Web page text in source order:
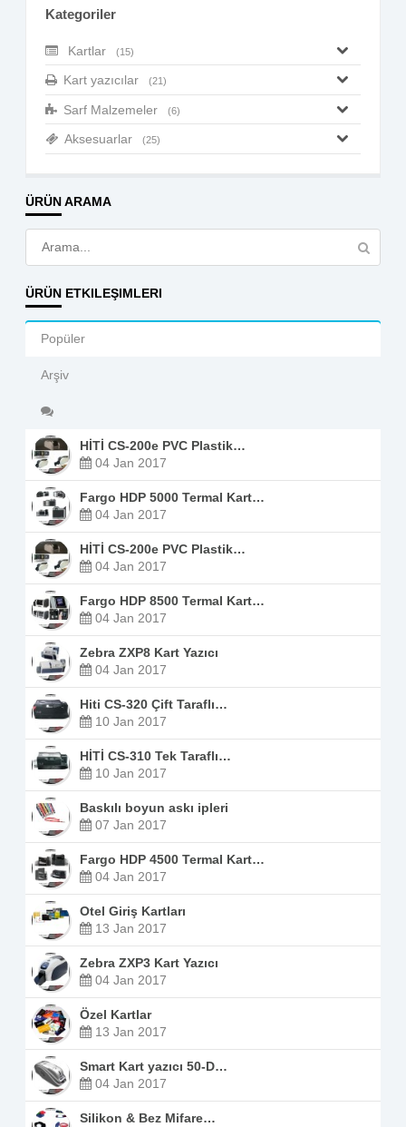
Kategoriler
Kartlar (15)
Kart yazıcılar (21)
Sarf Malzemeler (6)
Aksesuarlar (25)
ÜRÜN ARAMA
ÜRÜN ETKILEŞIMLERI
Popüler
Arşiv
HİTİ CS-200e PVC Plastik…
04 Jan 2017
Fargo HDP 5000 Termal Kart…
04 Jan 2017
HİTİ CS-200e PVC Plastik…
04 Jan 2017
Fargo HDP 8500 Termal Kart…
04 Jan 2017
Zebra ZXP8 Kart Yazıcı
04 Jan 2017
Hiti CS-320 Çift Taraflı…
10 Jan 2017
HİTİ CS-310 Tek Taraflı…
10 Jan 2017
Baskılı boyun askı ipleri
07 Jan 2017
Fargo HDP 4500 Termal Kart…
04 Jan 2017
Otel Giriş Kartları
13 Jan 2017
Zebra ZXP3 Kart Yazıcı
04 Jan 2017
Özel Kartlar
13 Jan 2017
Smart Kart yazıcı 50-D…
04 Jan 2017
Silikon & Bez Mifare…